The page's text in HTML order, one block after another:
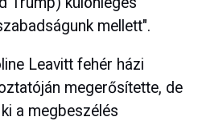
mellett".
Leavitt fehér házi
megerősítette, de
a megbeszélés